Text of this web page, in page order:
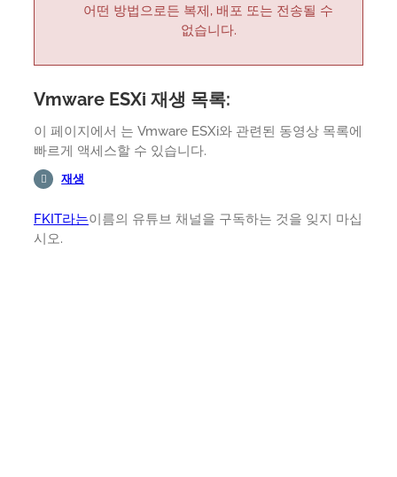
어떤 방법으로든 복제, 배포 또는 전송될 수
없습니다.
Vmware ESXi 재생 목록:
이 페이지에서 는 Vmware ESXi와 관련된 동영상 목록에
빠르게 액세스할 수 있습니다.
재생
FKIT라는이름의 유튜브 채널을 구독하는 것을 잊지 마십
시오.